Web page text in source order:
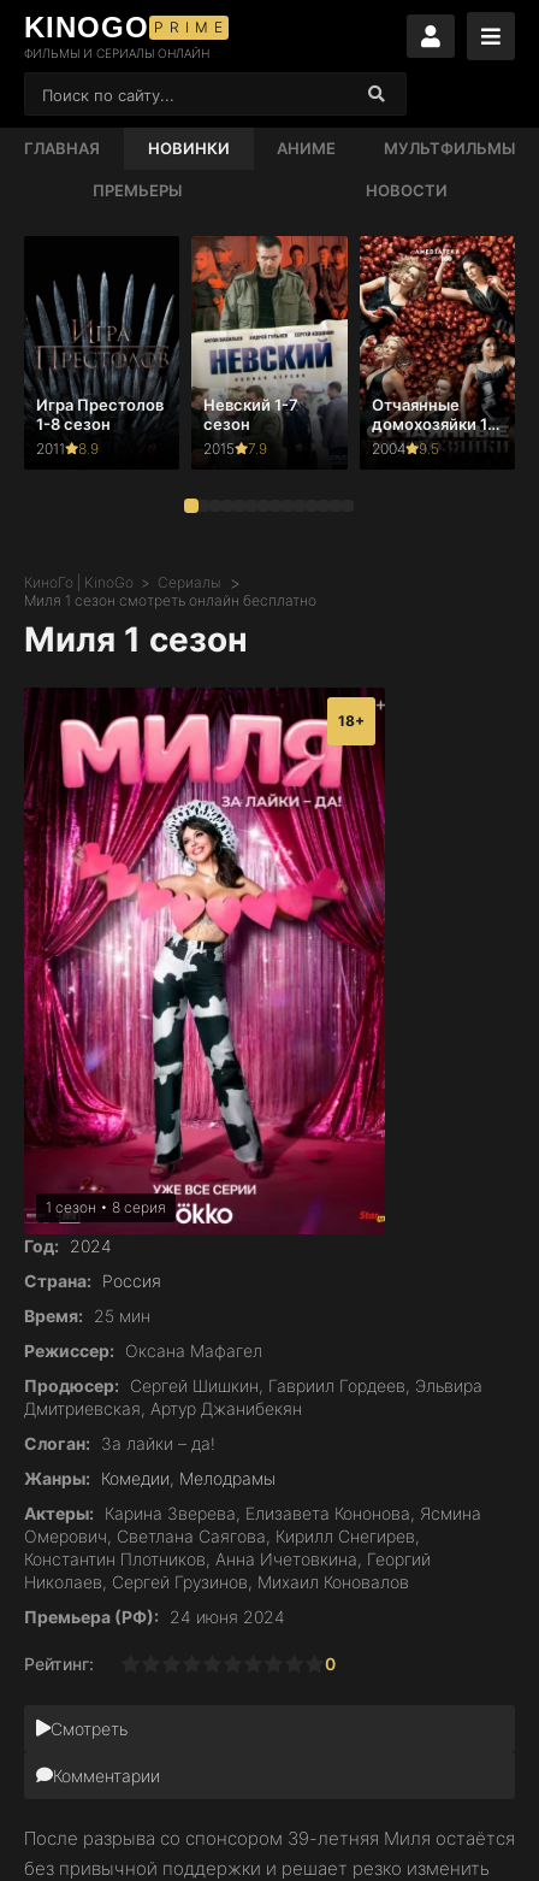
KINOGO PRIME
ФИЛЬМЫ И СЕРИАЛЫ ОНЛАЙН
ГЛАВНАЯ НОВИНКИ АНИМЕ МУЛЬТФИЛЬМЫ
ПРЕМЬЕРЫ НОВОСТИ
Игра Престолов
1-8 сезон
2011 8.9
Невский 1-7
сезон
2015 7.9
Отчаянные
домохозяйки 1-
8 сезон
2004 9.5
КиноГо | KinoGo
Сериалы
Миля 1 сезон смотреть онлайн бесплатно
Миля 1 сезон
1 сезон • 8 серия
18+
Год:
2024
Страна:
Россия
Время:
25 мин
Режиссер:
Оксана Мафагел
Продюсер:
Сергей Шишкин, Гавриил Гордеев, Эльвира
Дмитриевская, Артур Джанибекян
Слоган:
За лайки – да!
Жанры:
Комедии, Мелодрамы
Актеры:
Карина Зверева, Елизавета Кононова, Ясмина
Омерович, Светлана Саягова, Кирилл Снегирев,
Константин Плотников, Анна Ичетовкина, Георгий
Николаев, Сергей Грузинов, Михаил Коновалов
Премьера (РФ):
24 июня 2024
Рейтинг:
2 3 4 5 0
Смотреть
Комментарии
После разрыва со спонсором 39-летняя Миля остаётся
без привычной поддержки и решает резко изменить